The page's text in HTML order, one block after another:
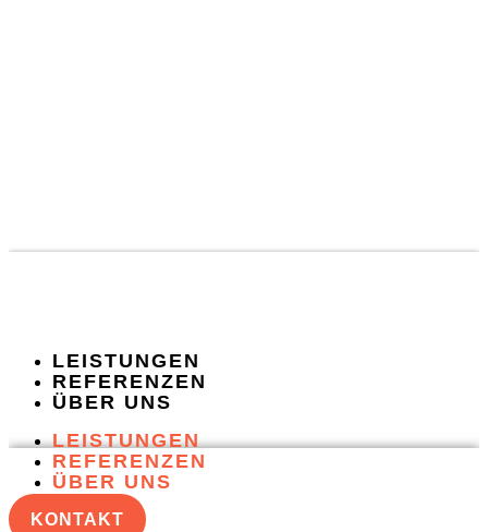
LEISTUNGEN
REFERENZEN
ÜBER UNS
LEISTUNGEN
REFERENZEN
ÜBER UNS
KONTAKT